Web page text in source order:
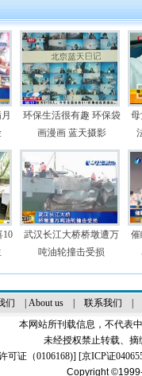
环保生活很有趣 环保袋
画漫画 蓝天摄影
10
武汉长江大桥桥墩遭万
吨油轮撞击受损
催
们 About us| 联系我们
本网站所刊载信息，不代表
未经授权禁止转载、摘
可证（0106168)] [京ICP证
Copyright